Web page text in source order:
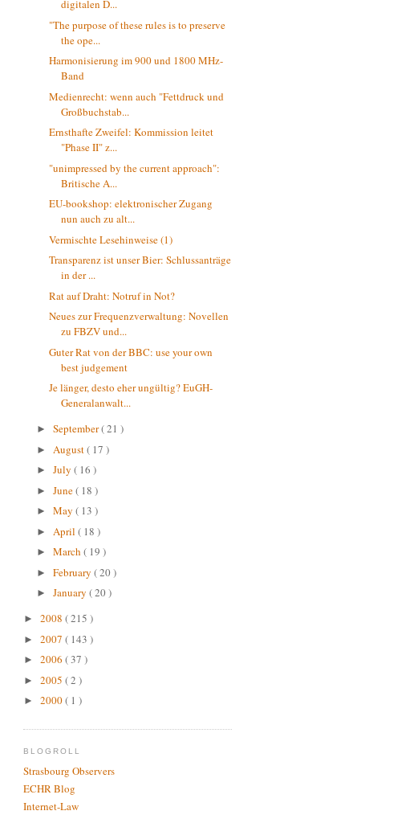
digitalen D...
"The purpose of these rules is to preserve
the ope...
Harmonisierung im 900 und 1800 MHz-
Band
Medienrecht: wenn auch "Fettdruck und
Großbuchstab...
Ernsthafte Zweifel: Kommission leitet
"Phase II" z...
"unimpressed by the current approach":
Britische A...
EU-bookshop: elektronischer Zugang
nun auch zu alt...
Vermischte Lesehinweise (1)
Transparenz ist unser Bier: Schlussanträge
in der ...
Rat auf Draht: Notruf in Not?
Neues zur Frequenzverwaltung: Novellen
zu FBZV und...
Guter Rat von der BBC: use your own
best judgement
Je länger, desto eher ungültig? EuGH-
Generalanwalt...
► September( 21 )
► August( 17 )
► July ( 16 )
► June( 18 )
► May ( 13 )
► April ( 18 )
► March ( 19 )
► February ( 20 )
► January ( 20 )
► 2008 ( 215 )
► 2007 ( 143 )
► 2006 ( 37 )
► 2005 ( 2 )
► 2000( 1 )
BLOGROLL
Strasbourg Observers
ECHR Blog
Internet-Law